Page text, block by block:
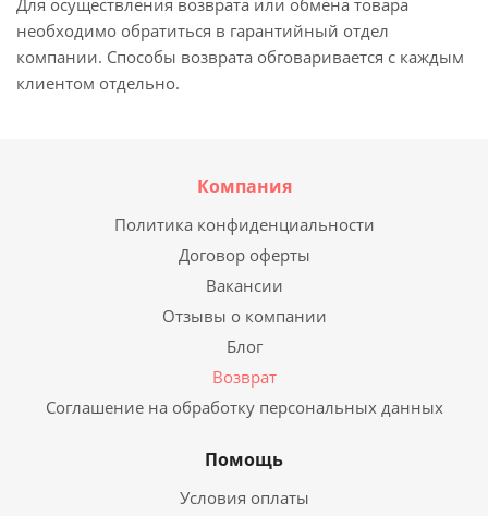
Для осуществления возврата или обмена товара
необходимо обратиться в гарантийный отдел
компании. Способы возврата обговаривается с каждым
клиентом отдельно.
Компания
Политика конфиденциальности
Договор оферты
Вакансии
Отзывы о компании
Блог
Возврат
Соглашение на обработку персональных данных
Помощь
Условия оплаты